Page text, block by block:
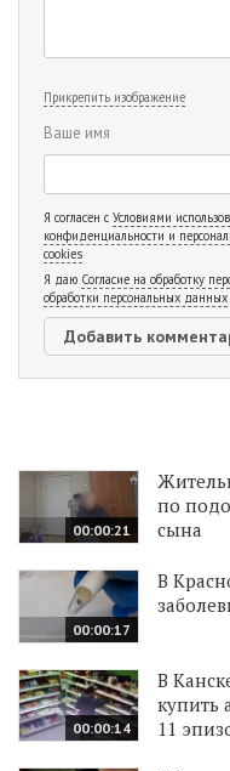
Прикрепить изображение
Ваше имя
Я согласен с Условиями
конфиденциальности и
cookies
Я даю Согласие на обработку
обработки персональных данных
00:00:21
по
сына
00:00:17
В
00:00:14
В
купить
11